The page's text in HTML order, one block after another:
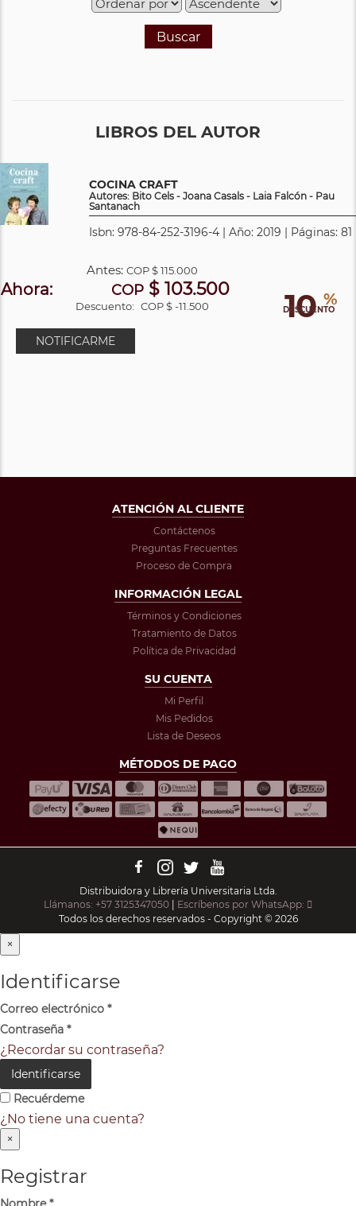
Buscar
LIBROS DEL AUTOR
COCINA CRAFT
Autores: Bito Cels - Joana Casals - Laia Falcón - Pau
Santanach
Isbn: 978-84-252-3196-4 | Año: 2019 | Páginas: 81
10 %
DESCUENTO
Antes:COP$ 115.000
Ahora: COP$ 103.500
Descuento: COP $ -11.500
NOTIFICARME
ATENCIÓN AL CLIENTE
Contáctenos
Preguntas Frecuentes
Proceso de Compra
INFORMACIÓN LEGAL
Términos y Condiciones
Tratamiento de Datos
Política de Privacidad
SU CUENTA
Mi Perfil
Mis Pedidos
Lista de Deseos
MÉTODOS DE PAGO
Distribuidora y Librería Universitaria Ltda.
Llámanos: +57 3125347050 | Escríbenos por WhatsApp:
Todos los derechos reservados - Copyright © 2026
×
Identificarse
Correo electrónico *
Contraseña *
¿Recordar su contraseña?
Identificarse
Recuérdeme
¿No tiene una cuenta?
×
Registrar